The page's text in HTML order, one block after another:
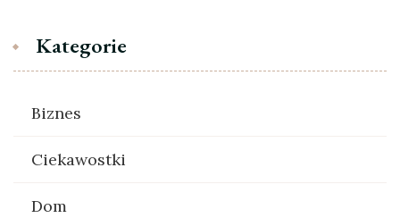
Kategorie
Biznes
Ciekawostki
Dom